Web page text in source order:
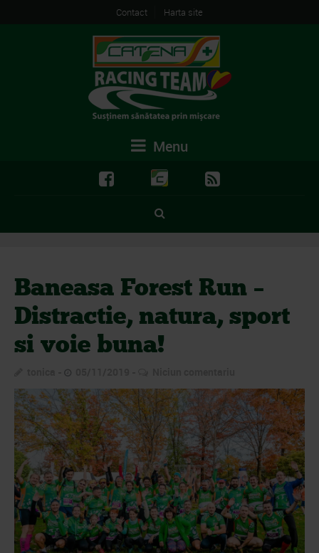
Contact Harta site
Menu
Baneasa Forest Run –
Distractie, natura, sport
si voie buna!